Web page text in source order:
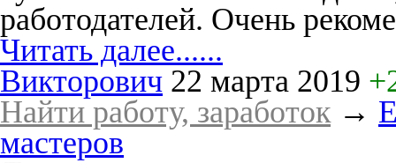
работодателей. Очень
Читать далее......
Викторович 22 марта 2019
Найти работу, заработок→
мастеров